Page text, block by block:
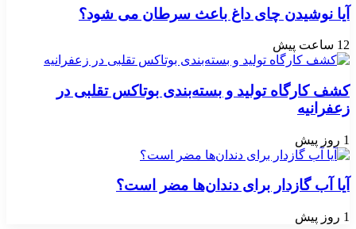
آیا نوشیدن چای داغ باعث سرطان می شود؟
12 ساعت پیش
کشف کارگاه تولید و بسته‌بندی بوتاکس تقلبی در
زعفرانیه
1 روز پیش
آیا آب گازدار برای دندان‌ها مضر است؟
1 روز پیش